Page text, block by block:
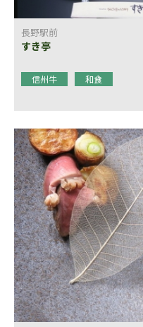
長野駅前
すき亭
信州牛 和食